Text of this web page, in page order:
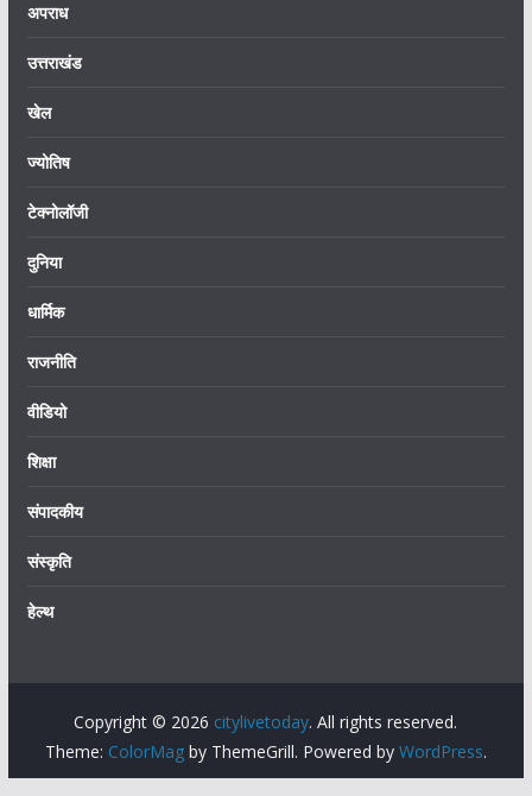
अपराध
उत्तराखंड
खेल
ज्योतिष
टेक्नोलॉजी
दुनिया
धार्मिक
राजनीति
वीडियो
शिक्षा
संपादकीय
संस्कृति
हेल्थ
Copyright © 2026 citylivetoday. All rights reserved.
Theme: ColorMagby ThemeGrill. Powered by WordPress.